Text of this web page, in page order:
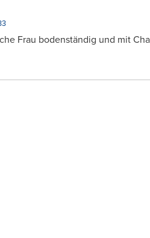
Frau bodenständig und mit